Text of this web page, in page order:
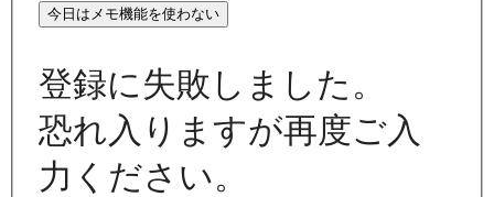
今日はメモ機能を使わない
登録に失敗しました。
恐れ入りますが再度ご入
力ください。